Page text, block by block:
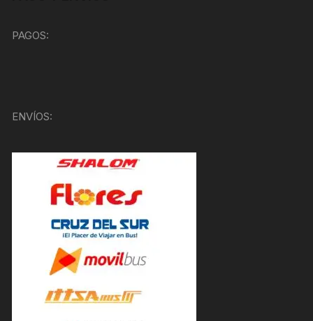
PAGOS:
ENVÍOS: